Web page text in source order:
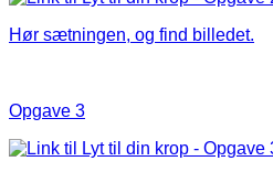
Hør sætningen, og find billedet.
Opgave 3